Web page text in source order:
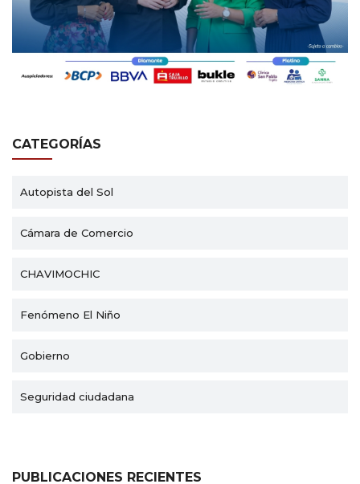
CATEGORÍAS
Autopista del Sol
Cámara de Comercio
CHAVIMOCHIC
Fenómeno El Niño
Gobierno
Seguridad ciudadana
PUBLICACIONES RECIENTES